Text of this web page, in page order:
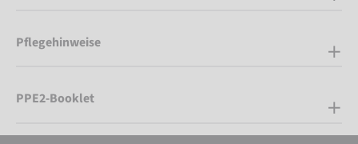
Pflegehinweise
PPE2-Booklet